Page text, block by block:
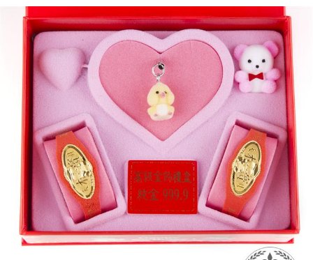
流程，驗證手機門號後，選擇欲分期的期數、繳款截止日，確認付款後即完
成交易。
3.實際核准額度、可分期數及費用金額請依後續交易確認頁面所載為準。
4.訂單成立30分鐘內，如未前往確認交易或遇審核未通過，訂單將自動取
消。如遇「轉專審核」未通過狀況，表示未達大哥付你分期系統評分，恕無
法說明評估內容。
【繳款方式說明】
1.分期款項不併入電信帳單，「大哥付你分期」於每月結算日後寄送繳費提
2.透過簡訊連結打開帳單後，可選擇「超商條碼／台灣大直營門市／銀行轉
帳／街口支付／iPASS MONEY」等通路繳費。
【注意事項】
1.本服務係由「台灣大哥大股份有限公司」（以下簡稱本公司）所提供，讓
用戶於交易時，得透過本服務購買商品或服務，並由商店將買賣／分期付款
買賣價金債權讓與本公司後，依約使用本公司帳單繳交帳款。
2.基於同意付款使用「大哥付你分期」之契約關係目的，商店將以您的個人
資料（包含姓名、電話或地址）提供予台灣大哥大進項蒐集、處理及利用，
由本公司與您本人進行分期帳單所需資料之確認、核對及更正。
https://oppay.tw/userRule
相關說明
【關於「AFTEE先享後付」】
AFTEE先享後付是「在收到商品之後才付款」的支付方式。 讓您購物簡單
便利好安心！
１．簡單：不需註冊會員、不需綁卡、不需儲值。
２．便利：只要手機號碼，簡訊認證，即可結帳。
３．安心：先確認商品／服務後，再付款。
【「AFTEE先享後付」結帳流程】
１．於結帳方式選擇「AFTEE先享後付」後，將跳轉至「AFTEE先享後付」
結帳頁面，進行簡訊認證並確認金額後，即可完成結帳。
２．訂單成立數日內，您將收到繳費通知簡訊。
３．收到繳費通知簡訊後14天內，點擊此簡訊中的連結，可透過四大超商／
ATM／網路銀行／等多元方式進行付款，方視為交易完成。
※ 請注意：結帳手續完成當下不需立刻繳費，但若您需要取消訂單，請聯絡
購買商品的店家。未經商家同意取消之訂單仍視為有效，需透過AFTEE先享
後付繳納相關費用。
※ 交易是否成功請以「AFTEE先享後付 」之結帳頁面顯示為準，若有關於
是否繳費成功／繳費後需取消欲退款等相關疑問，請聯繫「AFTEE先享後付
客戶支援中心」https://netprotections.freshdesk.com/support/home
ATM付款
免運優惠